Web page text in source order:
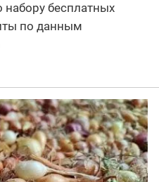
бесплатных
по данным